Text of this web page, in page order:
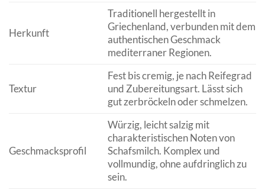
Herkunft
Traditionell hergestellt in
Griechenland, verbunden mit dem
authentischen Geschmack
mediterraner Regionen.
Textur
Fest bis cremig, je nach Reifegrad
und Zubereitungsart. Lässt sich
gut zerbröckeln oder schmelzen.
Geschmacksprofil
Würzig, leicht salzig mit
charakteristischen Noten von
Schafsmilch. Komplex und
vollmundig, ohne aufdringlich zu
sein.